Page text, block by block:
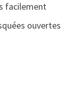
facilement
ouvertes